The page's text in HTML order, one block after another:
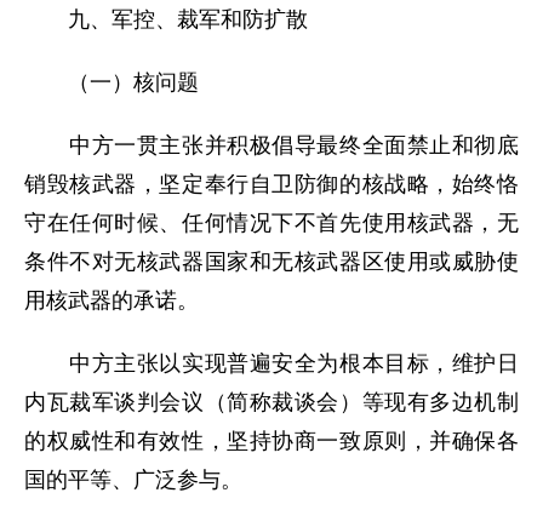
九、军控、裁军和防扩散
（一）核问题
中方一贯主张并积极倡导最终全面禁止和彻底
销毁核武器，坚定奉行自卫防御的核战略，始终恪
守在任何时候、任何情况下不首先使用核武器，无
条件不对无核武器国家和无核武器区使用或威胁使
用核武器的承诺。
中方主张以实现普遍安全为根本目标，维护日
内瓦裁军谈判会议（简称裁谈会）等现有多边机制
的权威性和有效性，坚持协商一致原则，并确保各
国的平等、广泛参与。